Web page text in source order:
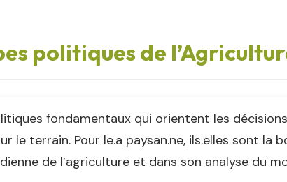
politiques de
fondamentaux qui orientent les
le terrain. Pour le.a paysan.ne, ils.elles sont la
de l’agriculture et dans son analyse du